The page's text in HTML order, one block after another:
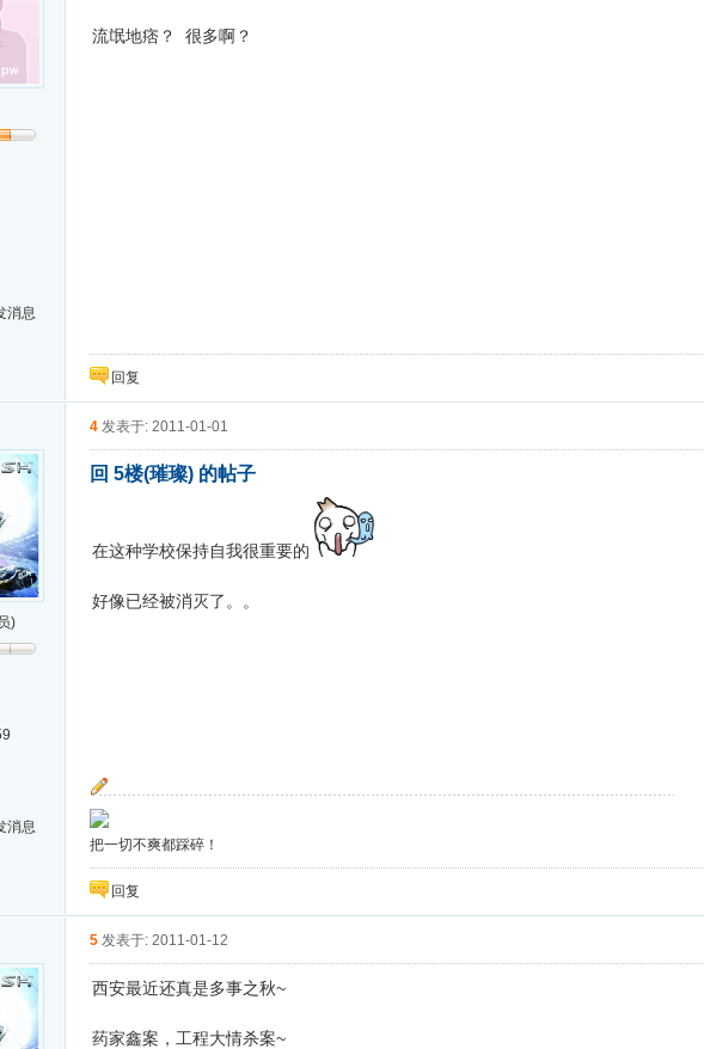
消息
流氓地痞？ 很多啊？
回复
)
消息
4 发表于: 2011-01-01
回 5楼(璀璨) 的帖子
在这种学校保持自我很重要的
好像已经被消灭了。。
把一切不爽都踩碎！
回复
5 发表于: 2011-01-12
西安最近还真是多事之秋~
药家鑫案，工程大情杀案~